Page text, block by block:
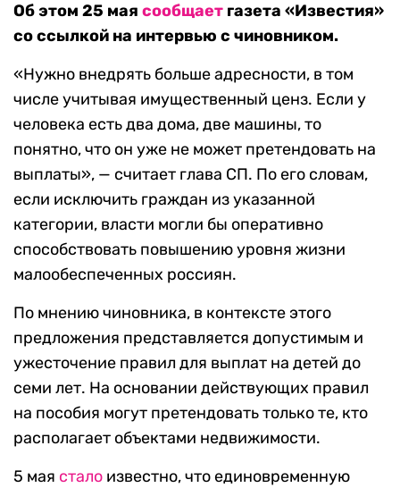
Об этом 25 мая сообщает газета «Известия»
со ссылкой на интервью с чиновником.
«Нужно внедрять больше адресности, в том
числе учитывая имущественный ценз. Если у
человека есть два дома, две машины, то
понятно, что он уже не может претендовать на
выплаты», — считает глава СП. По его словам,
если исключить граждан из указанной
категории, власти могли бы оперативно
способствовать повышению уровня жизни
малообеспеченных россиян.
По мнению чиновника, в контексте этого
предложения представляется допустимым и
ужесточение правил для выплат на детей до
семи лет. На основании действующих правил
на пособия могут претендовать только те, кто
располагает объектами недвижимости.
5 мая стало известно, что единовременную